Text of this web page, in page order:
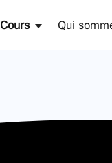
Cours Qui